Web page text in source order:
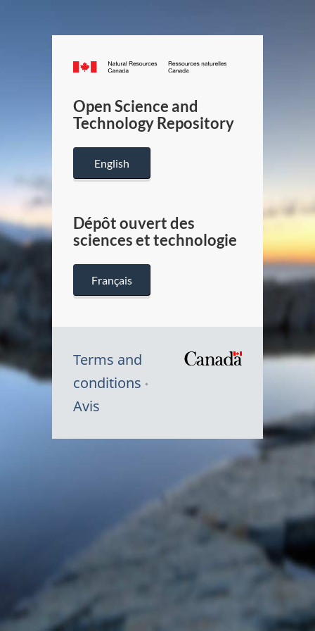
Canada.ca
/
Canada
Open Science and
Technology Repository
English
Dépôt ouvert des
sciences et technologie
Français
Terms and
conditions
Avis
du